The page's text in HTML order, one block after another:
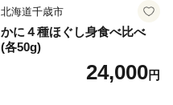
北海道千歳市
かに４種ほぐし身食べ比べ
(各50g)
24,000円